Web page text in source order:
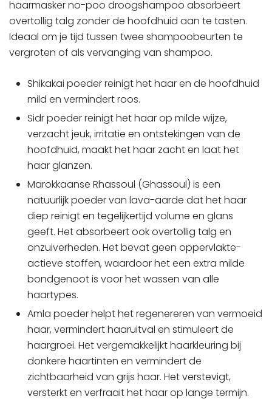
haarmasker no-poo droogshampoo absorbeert
overtollig talg zonder de hoofdhuid aan te tasten.
Ideaal om je tijd tussen twee shampoobeurten te
vergroten of als vervanging van shampoo.
Shikakai poeder reinigt het haar en de hoofdhuid
mild en vermindert roos.
Sidr poeder reinigt het haar op milde wijze,
verzacht jeuk, irritatie en ontstekingen van de
hoofdhuid, maakt het haar zacht en laat het
haar glanzen.
Marokkaanse Rhassoul (Ghassoul) is een
natuurlijk poeder van lava-aarde dat het haar
diep reinigt en tegelijkertijd volume en glans
geeft. Het absorbeert ook overtollig talg en
onzuiverheden. Het bevat geen oppervlakte-
actieve stoffen, waardoor het een extra milde
bondgenoot is voor het wassen van alle
haartypes.
Amla poeder helpt het regenereren van vermoeid
haar, vermindert haaruitval en stimuleert de
haargroei. Het vergemakkelijkt haarkleuring bij
donkere haartinten en vermindert de
zichtbaarheid van grijs haar. Het verstevigt,
versterkt en verfraait het haar op lange termijn.